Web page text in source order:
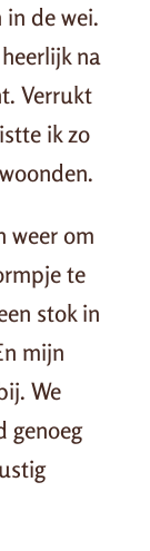
in de wei.
na
Verrukt
ik zo
weer om
te
stok in
mijn
We
genoeg